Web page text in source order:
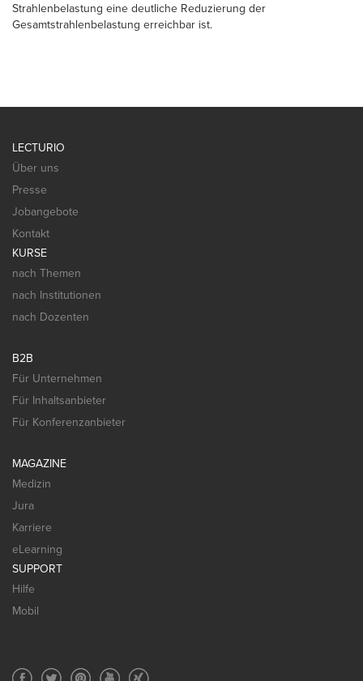
Strahlenbelastung eine deutliche Reduzierung der
Gesamtstrahlenbelastung erreichbar ist.
LECTURIO
Über uns
Presse
Jobangebote
Kontakt
KURSE
nach Themen
nach Institutionen
nach Dozenten
B2B
Für Unternehmen
Für Inhaltsanbieter
Für Konferenzanbieter
MAGAZINE
Medizin
Jura
Karriere
eLearning
SUPPORT
Hilfe
Mobil